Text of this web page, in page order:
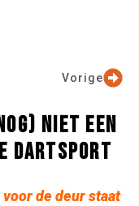
Vorige
NIET EEN
DARTSPORT
de deur staat